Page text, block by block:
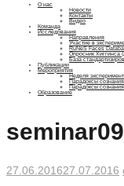
О нас
Новости
Контакты
Видео
Команда
Исследования
Направления
Участие в
RuNeS Faces
Опросник Хиггинса
База
Публикации
Мероприятия
Неделя
Парадоксы
Парадоксы
Образование
seminar09
27.06.201627.07.2016